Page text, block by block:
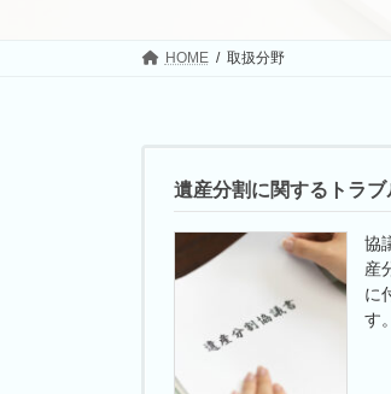
HOME 取扱分野
遺産分割に関するトラブ
協
産
に
す